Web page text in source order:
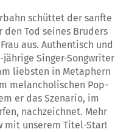
schüttet der sanfte
den Tod seines Bruders
aus. Authentisch und
Singer-Songwriter
liebsten in Metaphern
melancholischen Pop-
er das Szenario, im
nachzeichnet. Mehr
mit unserem Titel-Star!